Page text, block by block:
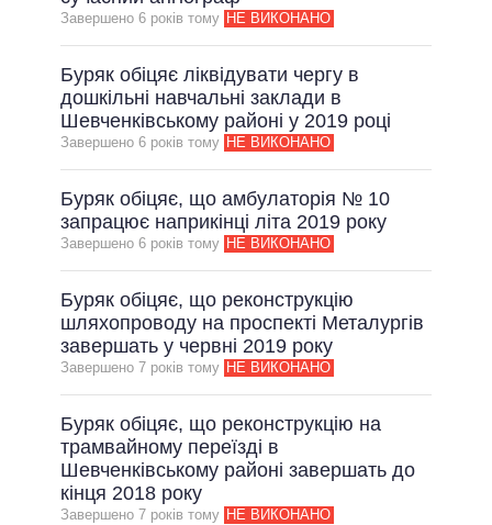
Завершено 6 рокiв тому НЕ ВИКОНАНО
Буряк обіцяє ліквідувати чергу в
дошкільні навчальні заклади в
Шевченківському районі у 2019 році
Завершено 6 рокiв тому НЕ ВИКОНАНО
Буряк обіцяє, що амбулаторія № 10
запрацює наприкінці літа 2019 року
Завершено 6 рокiв тому НЕ ВИКОНАНО
Буряк обіцяє, що реконструкцію
шляхопроводу на проспекті Металургів
завершать у червні 2019 року
Завершено 7 рокiв тому НЕ ВИКОНАНО
Буряк обіцяє, що реконструкцію на
трамвайному переїзді в
Шевченківському районі завершать до
кінця 2018 року
Завершено 7 рокiв тому НЕ ВИКОНАНО